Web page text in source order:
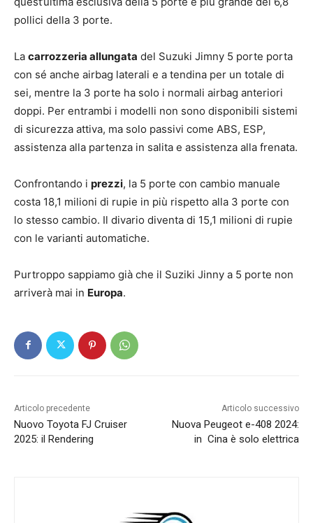
pollici della 3 porte.
La carrozzeria allungata del Suzuki Jimny 5 porte porta
con sé anche airbag laterali e a tendina per un totale di
sei, mentre la 3 porte ha solo i normali airbag anteriori
doppi. Per entrambi i modelli non sono disponibili sistemi
di sicurezza attiva, ma solo passivi come ABS, ESP,
assistenza alla partenza in salita e assistenza alla frenata.
Confrontando i prezzi, la 5 porte con cambio manuale
costa 18,1 milioni di rupie in più rispetto alla 3 porte con
lo stesso cambio. Il divario diventa di 15,1 milioni di rupie
con le varianti automatiche.
Purtroppo sappiamo già che il Suziki Jinny a 5 porte non
arriverà mai in Europa.
Articolo precedente
Nuovo Toyota FJ Cruiser
2025: il Rendering
Articolo successivo
Nuova Peugeot e-408 2024:
in Cina è solo elettrica